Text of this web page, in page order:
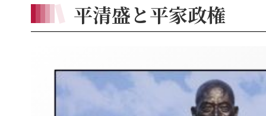
平清盛と平家政権